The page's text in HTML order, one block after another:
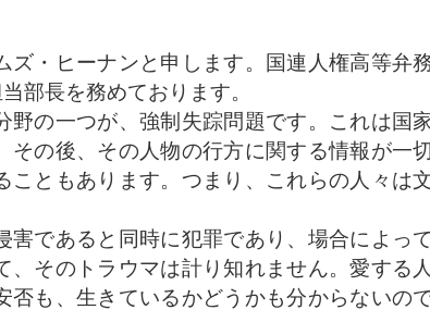
・ヒーナンと申します。国連人権高等弁
部長を務めております。
の一つが、強制失踪問題です。これは国
その後、その人物の行方に関する情報が一
こともあります。つまり、これらの人々は
であると同時に犯罪であり、場合によっ
、そのトラウマは計り知れません。愛する
否も、生きているかどうかも分からないの